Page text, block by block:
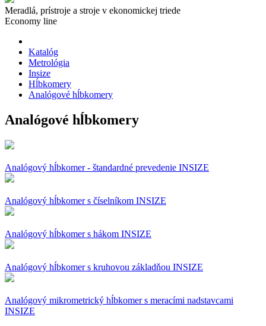
Meradlá, prístroje a stroje v ekonomickej triede
Economy line
Katalóg
Metrológia
Insize
Hĺbkomery
Analógové hĺbkomery
Analógové hĺbkomery
Analógový hĺbkomer - štandardné prevedenie INSIZE
Analógový hĺbkomer s číselníkom INSIZE
Analógový hĺbkomer s hákom INSIZE
Analógový hĺbkomer s kruhovou základňou INSIZE
Analógový mikrometrický hĺbkomer s meracími nadstavcami
INSIZE